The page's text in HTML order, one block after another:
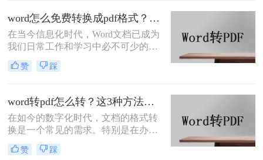
大家分享两个简单又快捷的#other#方
法，感兴趣的朋友可以来看看哦~
word怎么免费转换成pdf格式？试试这三个方法！
在当今信息化时代，Word文档已成为
我们日常工作和学习中必不可少的工
具。然而，有时我们需要共享或保护
文档内容时，将其转换为PDF格式是
费转换成pdf格式呢？本文将为您详细
介绍几种简便的方法。
赞 踩
word转pdf怎么转？这3种方法，任你选择！
在如今的数字化时代，文档的格式转
换是一个常见的需求。特别是在办公
和学习中，我们常常需要将Word文档
转换成PDF文件。那么word转pdf怎么
赞 踩